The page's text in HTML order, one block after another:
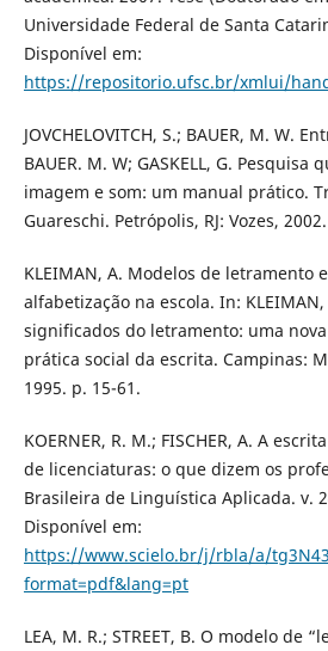
Universidade Federal de Santa
Disponível em:
https://repositorio.ufsc.br/xmlui/
JOVCHELOVITCH, S.; BAUER, M. W.
BAUER. M. W; GASKELL, G. Pesquisa
imagem e som: um manual prático.
Guareschi. Petrópolis, RJ: Vozes, 2002.
KLEIMAN, A. Modelos de letramento
alfabetização na escola. In:
significados do letramento: uma
prática social da escrita. Campinas:
1995. p. 15-61.
KOERNER, R. M.; FISCHER, A. A
de licenciaturas: o que dizem os
Brasileira de Linguística Aplicada. v.
Disponível em:
https://www.scielo.br/j/rbla/a/
format=pdf&lang=pt
LEA, M. R.; STREET, B. O modelo de